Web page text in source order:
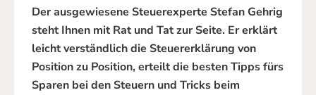
Der ausgewiesene Steuerexperte Stefan Gehrig
steht Ihnen mit Rat und Tat zur Seite. Er erklärt
leicht verständlich die Steuererklärung von
Position zu Position, erteilt die besten Tipps fürs
Sparen bei den Steuern und Tricks beim